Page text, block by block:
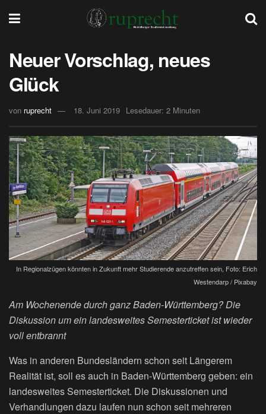
Neuer Vorschlag, neues
Glück
von ruprecht 18. Juni 2019 Lesedauer: 2 Minuten
In Regionalzügen könnten in Zukunft mehr Studierende anzutreffen sein, Foto: Erich
Westendarp / Pixabay
Am Wochenende durch ganz Baden-Württemberg? Die
Diskussion um ein landesweites Semesterticket ist wieder
voll entbrannt
Was in anderen Bundesländern schon seit Längerem
Realität ist, soll es auch in Baden-Württemberg geben: ein
landesweites Semesterticket. Die Diskussionen und
Verhandlungen dazu laufen nun schon seit mehreren